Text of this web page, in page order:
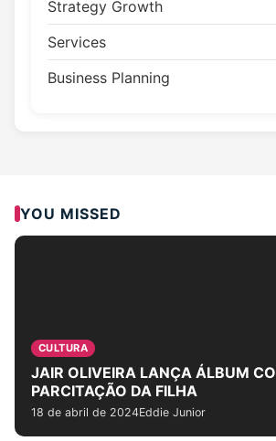
Strategy Growth
Services
Business Planning
YOU MISSED
CULTURA
JAIR OLIVEIRA LANÇA ÁLBUM
PARCITAÇÃO DA FILHA
18 de abril de 2024Eddie Junior